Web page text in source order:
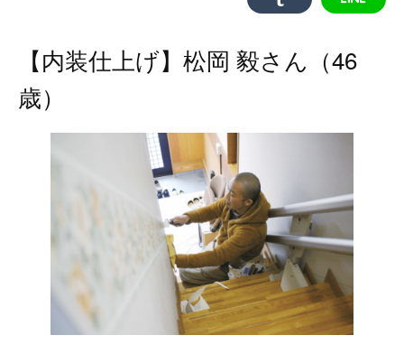
【内装仕上げ】松岡 毅さん（46
歳）